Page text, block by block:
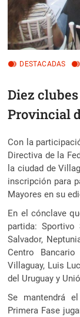
DESTACADAS
Diez
Provincial
Con la
Directiva de la
la ciudad de
inscripción para
Mayores en su
En el cónclave
partida: Sportivo
Salvador,
Centro
Villaguay, Luis
del Uruguay y
Se mantendrá
Primera Fase